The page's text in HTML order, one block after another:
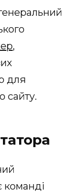
,
для
сайту.
команді